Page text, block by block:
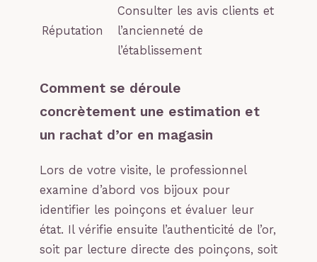
Réputation
Consulter les avis clients et
l’ancienneté de
l’établissement
Comment se déroule
concrètement une estimation et
un rachat d’or en magasin
Lors de votre visite, le professionnel
examine d’abord vos bijoux pour
identifier les poinçons et évaluer leur
état. Il vérifie ensuite l’authenticité de l’or,
soit par lecture directe des poinçons, soit